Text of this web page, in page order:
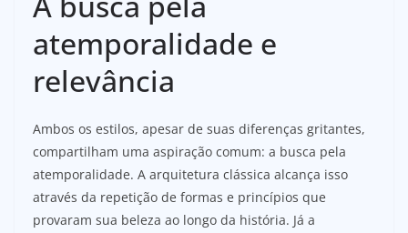
atemporalidade e
relevância
Ambos os estilos, apesar de suas diferenças gritantes,
compartilham uma aspiração comum: a busca pela
atemporalidade. A arquitetura clássica alcança isso
através da repetição de formas e princípios que
provaram sua beleza ao longo da história. Já a